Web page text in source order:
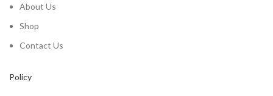
About Us
Shop
Contact Us
Policy